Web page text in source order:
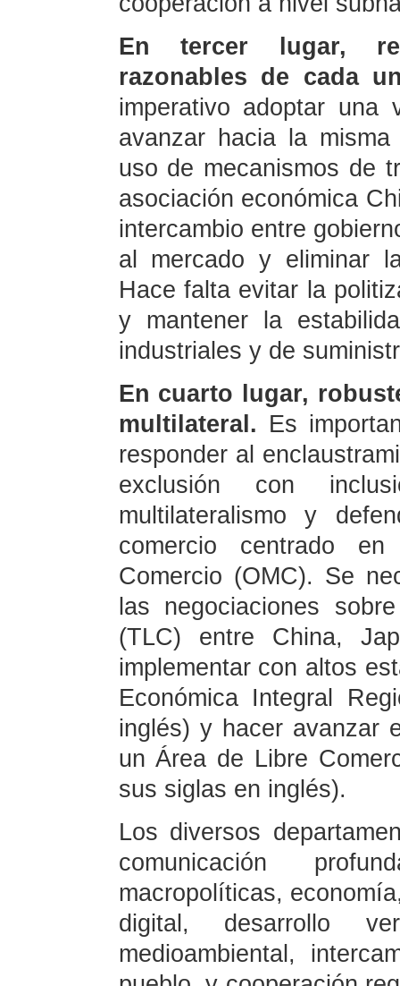
En tercer lugar,
razonables de cada
imperativo adoptar una
avanzar hacia la
uso de mecanismos de
asociación económica
intercambio entre
al mercado y eliminar
Hace falta evitar la
y mantener la
industriales y de
En cuarto lugar,
multilateral. Es
responder al
exclusión con
multilateralismo y
comercio centrado
Comercio (OMC). Se
las negociaciones
(TLC) entre China,
implementar con altos
Económica Integral
inglés) y hacer avanzar
un Área de Libre
sus siglas en inglés).
Los diversos
comunicación
macropolíticas,
digital, desarrollo
medioambiental,